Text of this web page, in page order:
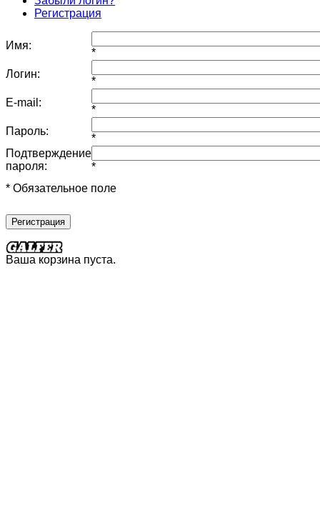
Регистрация
Имя:
*
Логин:
*
E-mail:
*
Пароль:
*
Подтверждение
пароля:
*
* Обязательное поле
Регистрация
Ваша корзина пуста.